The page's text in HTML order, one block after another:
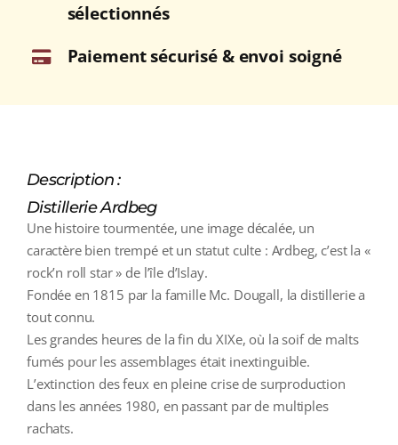
sélectionnés
Paiement sécurisé & envoi soigné
Description :
Distillerie Ardbeg
Une histoire tourmentée, une image décalée, un
caractère bien trempé et un statut culte : Ardbeg, c’est la «
rock’n roll star » de l’île d’Islay.
Fondée en 1815 par la famille Mc. Dougall, la distillerie a
tout connu.
Les grandes heures de la fin du XIXe, où la soif de malts
fumés pour les assemblages était inextinguible.
L’extinction des feux en pleine crise de surproduction
dans les années 1980, en passant par de multiples
rachats.